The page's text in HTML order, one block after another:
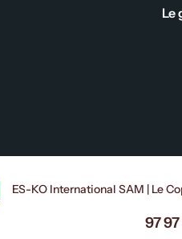
Le
ES-KO International SAM | Le
97